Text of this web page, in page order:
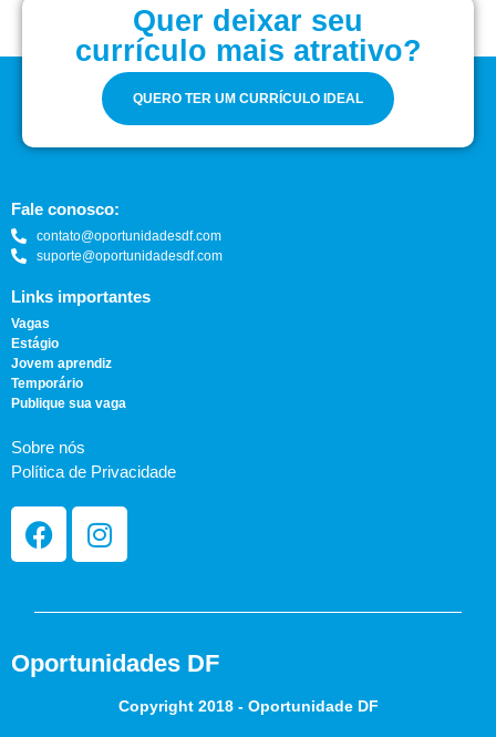
Quer deixar seu
currículo mais atrativo?
QUERO TER UM CURRÍCULO IDEAL
Fale conosco:
contato@oportunidadesdf.com
suporte@oportunidadesdf.com
Links importantes
Vagas
Estágio
Jovem aprendiz
Temporário
Publique sua vaga
Sobre nós
Política de Privacidade
Oportunidades DF
Copyright 2018 - Oportunidade DF